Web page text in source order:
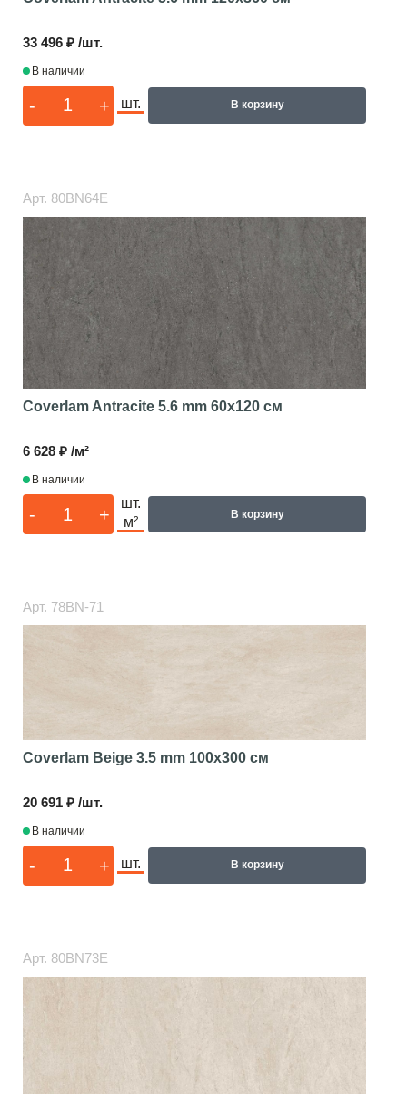
33 496 ₽ /шт.
В наличии
- + шт. В корзину
Арт. 80BN64E
Coverlam Antracite 5.6 mm 60x120 см
6 628 ₽ /м²
В наличии
- +
шт.
м²
В корзину
Арт. 78BN-71
Coverlam Beige 3.5 mm 100x300 см
20 691 ₽ /шт.
В наличии
- + шт. В корзину
Арт. 80BN73E